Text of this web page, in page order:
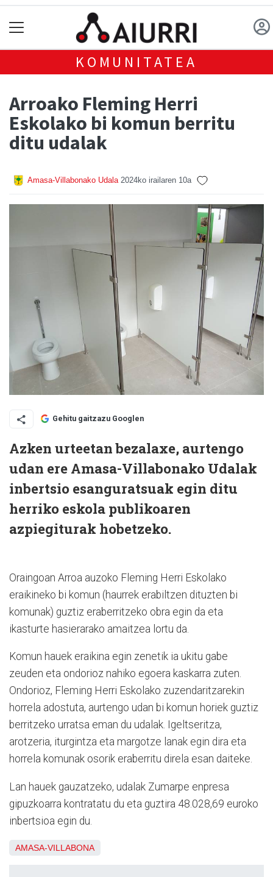
KOMUNITATEA
Arroako Fleming Herri
Eskolako bi komun berritu
ditu udalak
Amasa-Villabonako Udala 2024ko irailaren 10a
Gehitu gaitzazu Googlen
Azken urteetan bezalaxe, aurtengo
udan ere Amasa-Villabonako Udalak
inbertsio esanguratsuak egin ditu
herriko eskola publikoaren
azpiegiturak hobetzeko.
Oraingoan Arroa auzoko Fleming Herri Eskolako
eraikineko bi komun (haurrek erabiltzen dituzten bi
komunak) guztiz eraberritzeko obra egin da eta
ikasturte hasierarako amaitzea lortu da.
Komun hauek eraikina egin zenetik ia ukitu gabe
zeuden eta ondorioz nahiko egoera kaskarra zuten.
Ondorioz, Fleming Herri Eskolako zuzendaritzarekin
horrela adostuta, aurtengo udan bi komun horiek guztiz
berritzeko urratsa eman du udalak. Igeltseritza,
arotzeria, iturgintza eta margotze lanak egin dira eta
horrela komunak osorik eraberritu direla esan daiteke.
Lan hauek gauzatzeko, udalak Zumarpe enpresa
gipuzkoarra kontratatu du eta guztira 48.028,69 euroko
inbertsioa egin du.
AMASA-VILLABONA